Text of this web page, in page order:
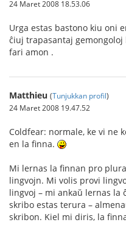
24 Maret 2008 18.53.06
Urga estas bastono kiu oni
ĉiuj trapasantaj
fari amon .
Matthieu (Tunjukkan profil)
24 Maret 2008 19.47.52
Coldfear: normale, ke vi ne
en la finna.
Mi lernas la finnan pro
lingvojn. Mi volis provi
lingvoj – mi ankaŭ lernas la
skribo estas terura –
skribon. Kiel mi diris, la